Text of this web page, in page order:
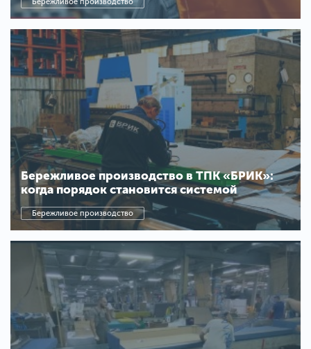
Бережливое производство
Бережливое производство в ТПК «БРИК»:
когда порядок становится системой
Бережливое производство